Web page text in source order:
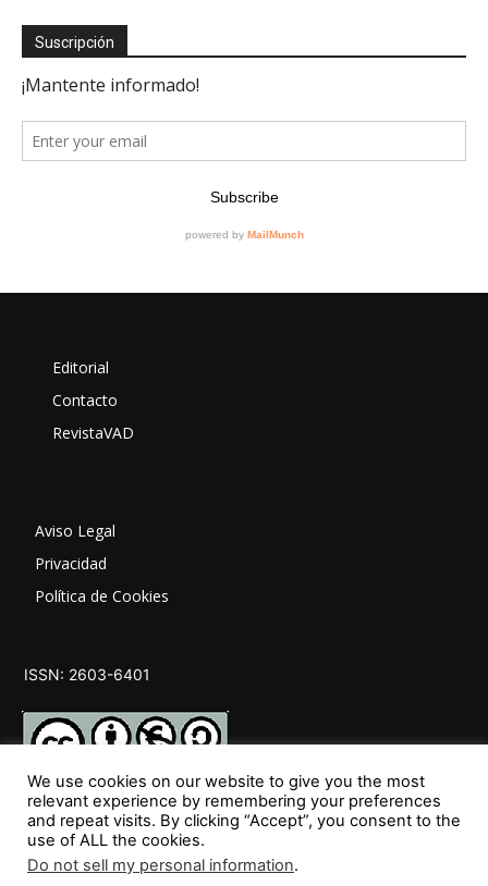
Suscripción
Editorial
Contacto
RevistaVAD
Aviso Legal
Privacidad
Política de Cookies
ISSN: 2603-6401
SÍGUENOS
We use cookies on our website to give you the most
relevant experience by remembering your preferences
and repeat visits. By clicking “Accept”, you consent to the
use of ALL the cookies.
Do not sell my personal information.